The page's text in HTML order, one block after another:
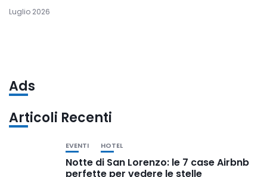
Luglio 2026
Ads
Articoli Recenti
EVENTI HOTEL
Notte di San Lorenzo: le 7 case Airbnb
perfette per vedere le stelle